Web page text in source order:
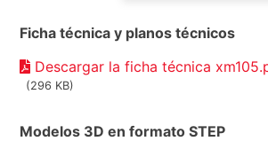
Ficha técnica y planos técnicos
Descargar la ficha técnica
(296 KB)
Modelos 3D en formato STEP